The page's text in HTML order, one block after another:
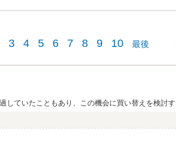
3 4 5 6 7 8 9 10 最後
ていたこともあり、この機会に買い替えを検討